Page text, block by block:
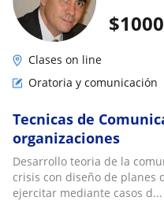
$1000
Clases on line
Oratoria y comunicación
Tecnicas de
organizaciones
Desarrollo teoria de la
crisis con diseño de planes
ejercitar mediante casos d...